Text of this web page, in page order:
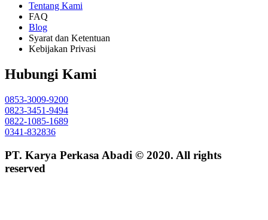
Tentang Kami
FAQ
Blog
Syarat dan Ketentuan
Kebijakan Privasi
Hubungi Kami
0853-3009-9200
0823-3451-9494
0822-1085-1689
0341-832836
PT. Karya Perkasa Abadi © 2020. All rights
reserved